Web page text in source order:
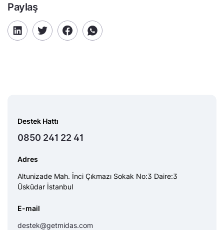
Paylaş
Destek Hattı
0850 241 22 41
Adres
Altunizade Mah. İnci Çıkmazı Sokak No:3 Daire:3
Üsküdar İstanbul
E-mail
destek@getmidas.com